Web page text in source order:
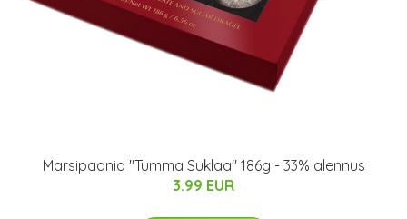
Marsipaania "Tumma Suklaa" 186g - 33% alennus
3.99 EUR